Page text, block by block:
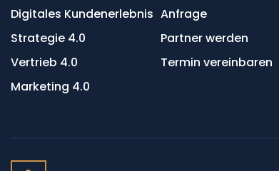
Digitales Kundenerlebnis
Strategie 4.0
Vertrieb 4.0
Marketing 4.0
Anfrage
Partner werden
Termin vereinbaren